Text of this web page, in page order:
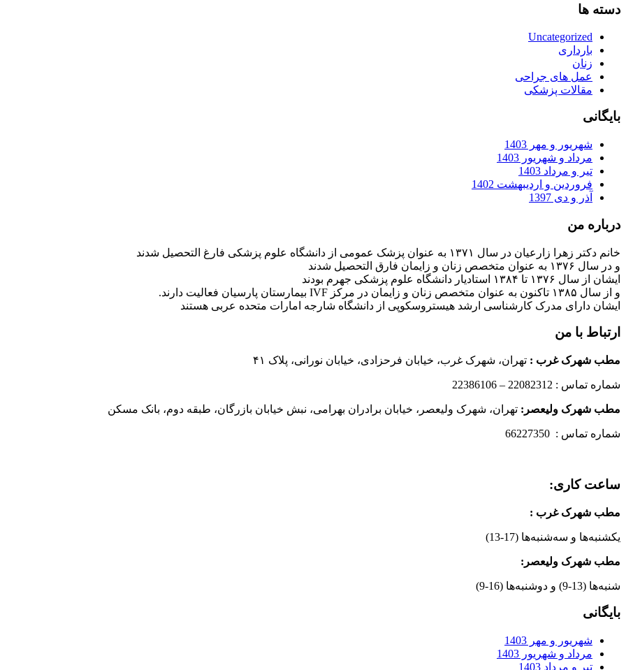
دسته ها
Uncategorized
بارداری
زنان
عمل های جراحی
مقالات پزشکی
بایگانی
شهریور و مهر 1403
مرداد و شهریور 1403
تیر و مرداد 1403
فروردین و اردیبهشت 1402
آذر و دی 1397
درباره من
خانم دکتر زهرا زارعیان در سال ۱۳۷۱ به عنوان پزشک عمومی از دانشگاه علوم پزشکی فارغ التحصیل شدند
و در سال ۱۳۷۶ به عنوان متخصص زنان و زایمان فارق التحصیل شدند
ایشان از سال ۱۳۷۶ تا ۱۳۸۴ استادیار دانشگاه علوم پزشکی جهرم بودند
و از سال ۱۳۸۵ تاکنون به عنوان متخصص زنان و زایمان در مرکز IVF بیمارستان پارسیان فعالیت دارند.
ایشان دارای مدرک کارشناسی ارشد هیستروسکوپی از دانشگاه شارجه امارات متحده عربی هستند
ارتباط با من
مطب شهرک غرب : تهران، شهرک غرب، خیابان فرحزادی، خیابان نورانی، پلاک ۴۱
شماره تماس : 22082312 – 22386106
مطب شهرک ولیعصر: تهران، شهرک ولیعصر، خیابان برادران بهرامی، نبش خیابان بازرگان، طبقه دوم، بانک مسکن
شماره تماس : 66227350
ساعت کاری:
مطب شهرک غرب :
یکشنبه‌ها و سه‌شنبه‌ها (17-13)
مطب شهرک ولیعصر:
شنبه‌ها (13-9) و دوشنبه‌ها (16-9)
بایگانی
شهریور و مهر 1403
مرداد و شهریور 1403
تیر و مرداد 1403